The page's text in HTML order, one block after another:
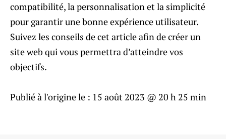
compatibilité, la personnalisation et la simplicité
pour garantir une bonne expérience utilisateur.
Suivez les conseils de cet article afin de créer un
site web qui vous permettra d’atteindre vos
objectifs.
Publié à l'origine le : 15 août 2023 @ 20 h 25 min